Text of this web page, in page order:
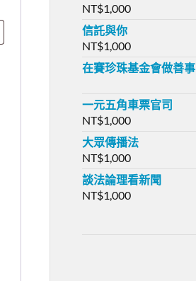
NT$1,000
信託與你
NT$1,000
在賽珍珠基金會做善事
一元五角車票官司
NT$1,000
大眾傳播法
NT$1,000
談法論理看新聞
NT$1,000